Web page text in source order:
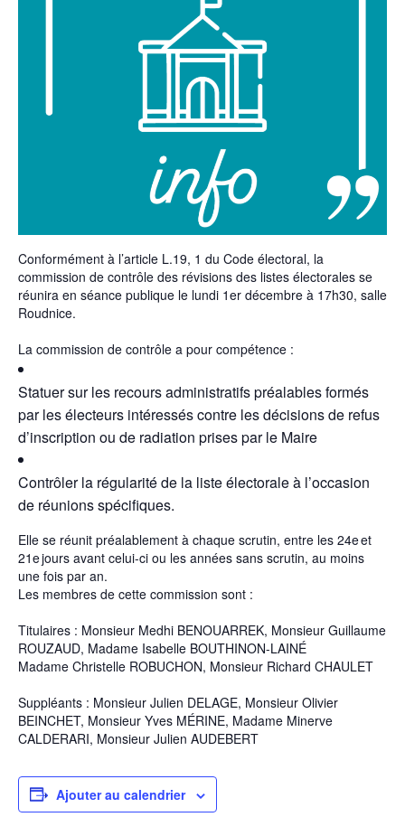
Conformément à l’article L.19, 1 du Code électoral, la
commission de contrôle des révisions des listes électorales se
réunira en séance publique le lundi 1er décembre à 17h30, salle
Roudnice.
La commission de contrôle a pour compétence :
Statuer sur les recours administratifs préalables formés
par les électeurs intéressés contre les décisions de refus
d’inscription ou de radiation prises par le Maire
Contrôler la régularité de la liste électorale à l’occasion
de réunions spécifiques.
Elle se réunit préalablement à chaque scrutin, entre les 24e et
21e jours avant celui-ci ou les années sans scrutin, au moins
une fois par an.
Les membres de cette commission sont :
Titulaires : Monsieur Medhi BENOUARREK, Monsieur Guillaume
ROUZAUD, Madame Isabelle BOUTHINON-LAINÉ
Madame Christelle ROBUCHON, Monsieur Richard CHAULET
Suppléants : Monsieur Julien DELAGE, Monsieur Olivier
BEINCHET, Monsieur Yves MÉRINE, Madame Minerve
CALDERARI, Monsieur Julien AUDEBERT
Ajouter au calendrier